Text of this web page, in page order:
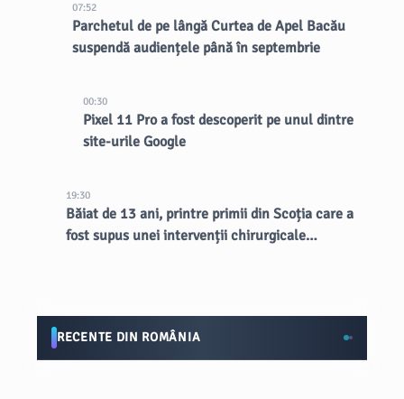
07:52
Parchetul de pe lângă Curtea de Apel Bacău
suspendă audiențele până în septembrie
00:30
Pixel 11 Pro a fost descoperit pe unul dintre
site-urile Google
19:30
Băiat de 13 ani, printre primii din Scoția care a
fost supus unei intervenții chirurgicale
RECENTE DIN ROMÂNIA